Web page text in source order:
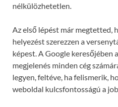
nélkülözhetetlen.
Az első lépést már megtetted,
helyezést szerezzen a
képest. A Google keresőjében
megjelenés minden cég
legyen, feltéve, ha felismerik,
weboldal kulcsfontosságú a